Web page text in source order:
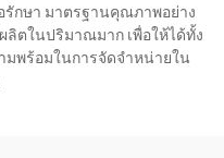
รักษา มาตรฐานคุณภาพอย่าง
ลิตในปริมาณมาก เพื่อให้ได้ทั้ง
พร้อมในการจัดจำหน่ายใน